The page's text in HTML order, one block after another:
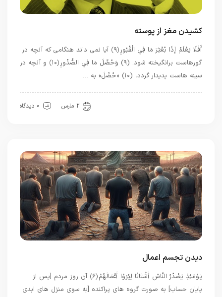
کشیدن مغز از پوسته
أَفَلَا يَعْلَمُ إِذَا بُعْثِرَ مَا فِي الْقُبُورِ ﴿۹﴾ آیا نمی داند هنگامی که آنچه در
گورهاست برانگیخته شود. (۹) وَحُصِّلَ مَا فِي الصُّدُورِ ﴿۱۰﴾ و آنچه در
سینه هاست پدیدار گردد، (۱۰) «حُصِّلَ» به …
2 مارس 0 دیدگاه
دیدن تجسم اعمال
يَوْمَئِذٍ يَصْدُرُ النَّاسُ أَشْتَاتًا لِيُرَوْا أَعْمَالَهُمْ ﴿۶﴾ آن روز مردم [پس از
پایان حساب] به صورت گروه های پراکنده [به سوی منزل های ابدی